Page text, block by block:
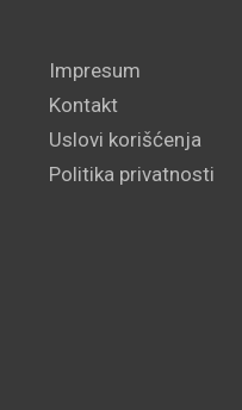
Impresum
Kontakt
Uslovi korišćenja
Politika privatnosti